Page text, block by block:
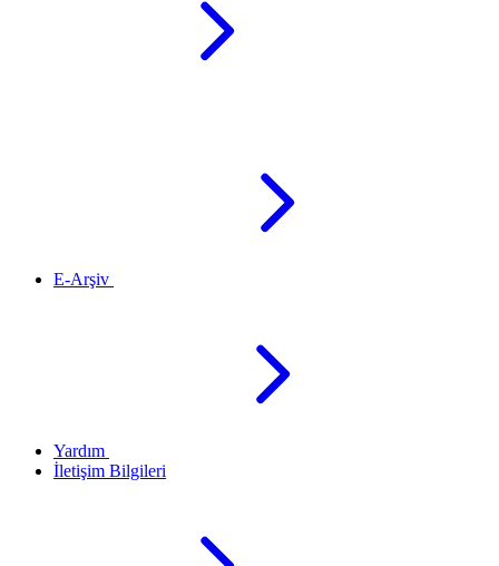
E-Arşiv
Yardım
İletişim Bilgileri